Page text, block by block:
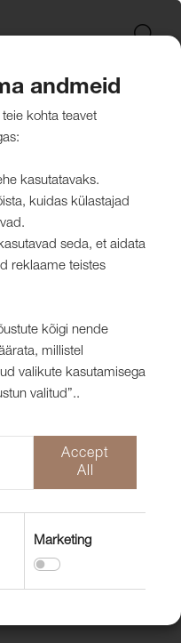
Naturaalne
Tulekindlate
Paadikatte
Looduslikust
Klambrite ja
Tööriistad ja
Nööbid,
Paelad ja
Liimid ja
Pakendid ja
Naturaalne
Tulekindlate
Muu
Nevotexi
since 1886
Vaata tooteid
andmeid
kohta teavet
kasutatavaks.
kuidas külastajad
seda, et aidata
reklaame teistes
kõigi nende
millistel
valikute kasutamisega
valitud”..
Accept
All
Marketing